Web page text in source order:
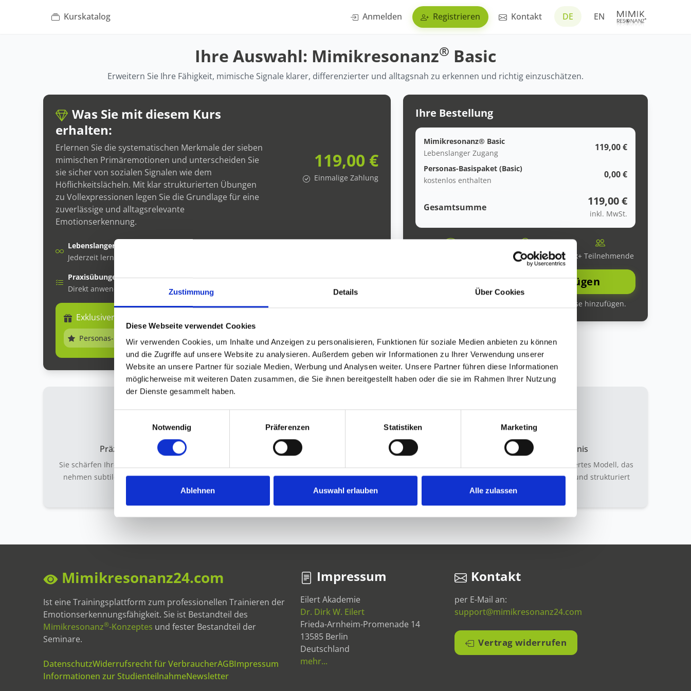
Zustimmung Details Über Cookies
Diese Webseite verwendet Cookies
Wir verwenden Cookies, um Inhalte und Anzeigen zu personalisieren, Funktionen für soziale Medien anbieten zu können
und die Zugriffe auf unsere Website zu analysieren. Außerdem geben wir Informationen zu Ihrer Verwendung unserer
Website an unsere Partner für soziale Medien, Werbung und Analysen weiter. Unsere Partner führen diese Informationen
möglicherweise mit weiteren Daten zusammen, die Sie ihnen bereitgestellt haben oder die sie im Rahmen Ihrer Nutzung
der Dienste gesammelt haben.
Notwendig
Präferenzen Statistiken Marketing
Ablehnen Auswahl erlauben Alle zulassen
Kurskatalog Anmelden Registrieren Kontakt DE EN
Ihre Auswahl: Mimikresonanz® Basic
Erweitern Sie Ihre Fähigkeit, mimische Signale klarer, differenzierter und alltagsnah zu erkennen und richtig einzuschätzen.
Was Sie mit diesem Kurs
erhalten:
Erlernen Sie die systematischen Merkmale der sieben
mimischen Primäremotionen und unterscheiden Sie
sie sicher von sozialen Signalen wie dem
Höflichkeitslächeln. Mit klar strukturierten Übungen
zu Vollexpressionen legen Sie die Grundlage für eine
zuverlässige und alltagsrelevante
Emotionserkennung.
119,00 €
Einmalige Zahlung
Lebenslanger Zugang
Jederzeit lernen.
Praxisübungen
Direkt anwendbar.
Wissenschaftsorientiert
An aktuellen Studien ausgerichtet.
Exklusiver Bonus enthalten!
Personas-Basispaket (Basic)
Ihre Bestellung
Mimikresonanz® Basic
Lebenslanger Zugang
119,00 €
Personas-Basispaket (Basic)
kostenlos enthalten
0,00 €
Gesamtsumme 119,00 €
inkl. MwSt.
Innovativ 10k+ Teilnehmende
Im nächsten Schritt können Sie weitere Kurse hinzufügen.
Präzisere Wahrnehmung
Sie schärfen Ihren Blick für mimische Hinweise und
nehmen subtile Veränderungen bewusster wahr.
gewinnen mehr Orientierung in Gesprächen.
Fundiertes Verständnis
Sie lernen ein wissenschaftsorientiertes Modell, das
Ihnen hilft, mimische Signale klar und strukturiert
Mimikresonanz24.com
Ist eine Trainingsplattform zum professionellen Trainieren der
Emotionserkennungsfähigkeit. Sie ist Bestandteil des
Mimikresonanz®-Konzeptes und fester Bestandteil der
Seminare.
DatenschutzWiderrufsrecht für VerbraucherAGBImpressum
Informationen zur StudienteilnahmeNewsletter
Impressum
Eilert Akademie
Dr. Dirk W. Eilert
Frieda-Arnheim-Promenade 14
13585 Berlin
Deutschland
mehr...
Kontakt
per E-Mail an:
support@mimikresonanz24.com
Vertrag widerrufen